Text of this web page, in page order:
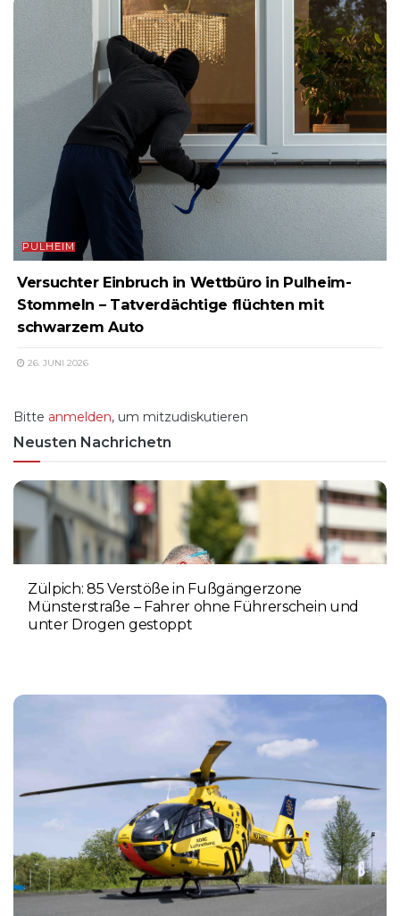
PULHEIM
Versuchter Einbruch in Wettbüro in Pulheim-
Stommeln – Tatverdächtige flüchten mit
schwarzem Auto
26. JUNI 2026
Bitte anmelden, um mitzudiskutieren
Neusten Nachrichetn
Zülpich: 85 Verstöße in Fußgängerzone
Münsterstraße – Fahrer ohne Führerschein und
unter Drogen gestoppt